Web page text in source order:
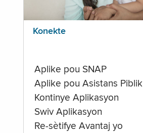
Konekte
Aplike pou SNAP
Aplike pou Asistans Piblik
Kontinye Aplikasyon
Swiv Aplikasyon
Re-sètifye Avantaj yo